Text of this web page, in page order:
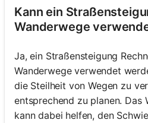
Kann ein
Wanderwege
Ja, ein Straßensteigung
Wanderwege verwendet
die Steilheit von Wegen zu
entsprechend zu planen. Das
kann dabei helfen, den